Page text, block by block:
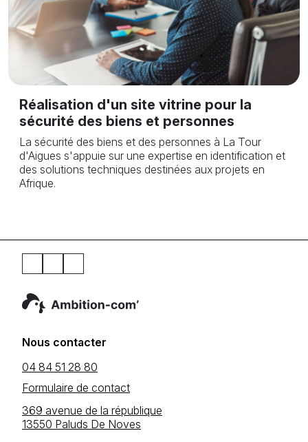
Réalisation d'un site vitrine pour la
sécurité des biens et personnes
La sécurité des biens et des personnes à La Tour
d'Aigues s'appuie sur une expertise en identification et
des solutions techniques destinées aux projets en
Afrique.
Nous contacter
04 84 51 28 80
Formulaire de contact
369 avenue de la république
13550 Paluds De Noves